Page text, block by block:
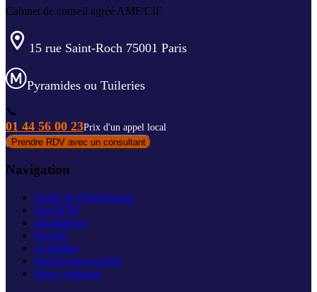
Cabinet de conseil agréé AMF/CIF
15 rue Saint-Roch 75001 Paris
Pyramides ou Tuileries
📞
01 44 56 00 23Prix d'un appel local
Prendre RDV avec un consultant
Navigation
Guide de l'investisseur
Nos SCPI
Simulateurs
Investir
Actualités
Ouvrir mon compte
Nous contacter